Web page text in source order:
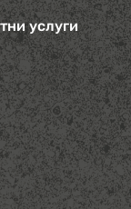
услуги